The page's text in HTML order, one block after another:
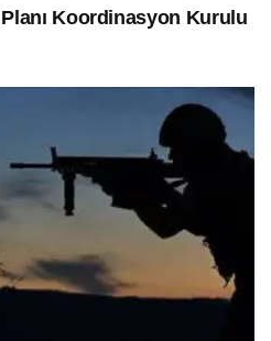
Koordinasyon Kurulu